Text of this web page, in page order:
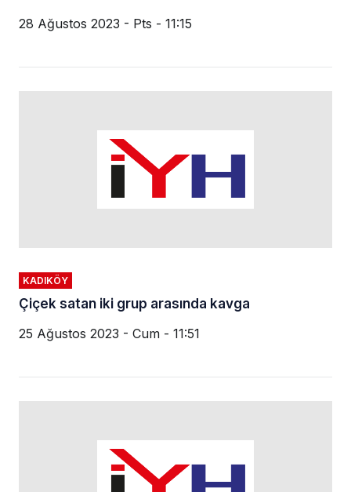
28 Ağustos 2023 - Pts - 11:15
KADIKÖY
Çiçek satan iki grup arasında kavga
25 Ağustos 2023 - Cum - 11:51